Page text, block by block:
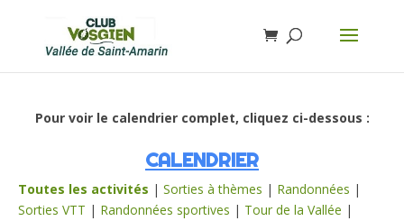
Pour voir le calendrier complet, cliquez ci-dessous :
CALENDRIER
Toutes les activités | Sorties à thèmes | Randonnées |
Sorties VTT | Randonnées sportives | Tour de la Vallée |